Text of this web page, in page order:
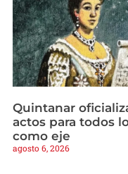
Quintanar
actos para todos
como eje
agosto 6, 2026